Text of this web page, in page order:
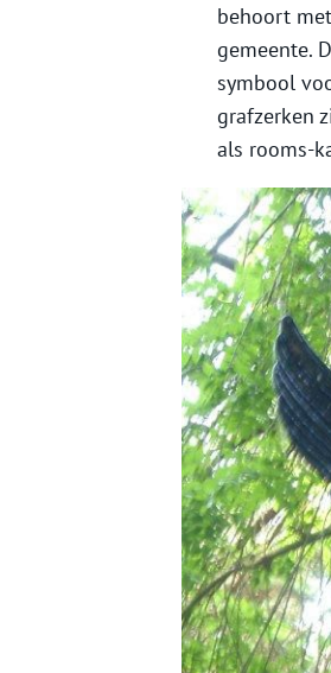
behoort
gemeente.
symbool
grafzerken
als rooms-